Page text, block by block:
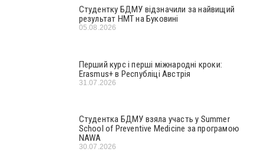
Студентку БДМУ відзначили за найвищий
результат НМТ на Буковині
05.08.2026
Перший курс і перші міжнародні кроки:
Erasmus+ в Республіці Австрія
31.07.2026
Студентка БДМУ взяла участь у Summer
School of Preventive Medicine за програмою
NAWA
30.07.2026